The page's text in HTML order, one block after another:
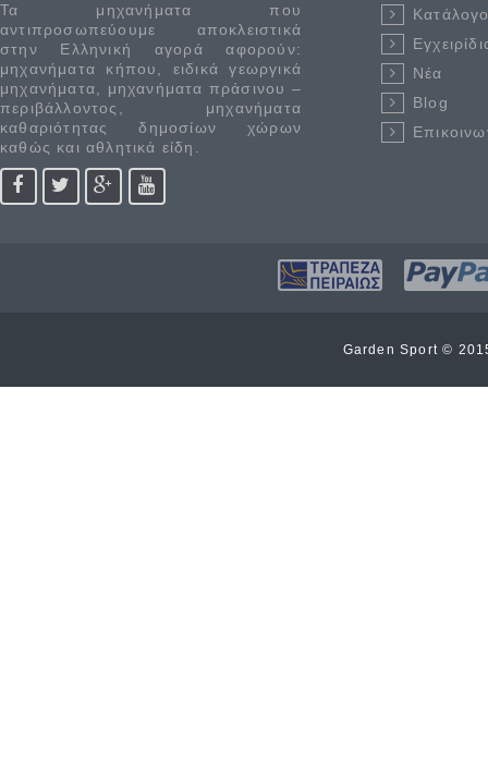
Τα μηχανήματα που
αντιπροσωπεύουμε αποκλειστικά
στην Ελληνική αγορά αφορούν:
μηχανήματα κήπου, ειδικά γεωργικά
μηχανήματα, μηχανήματα πράσινου –
περιβάλλοντος, μηχανήματα
καθαριότητας δημοσίων χώρων
καθώς και αθλητικά είδη.
Νέα
Blog
Garden Sport ©